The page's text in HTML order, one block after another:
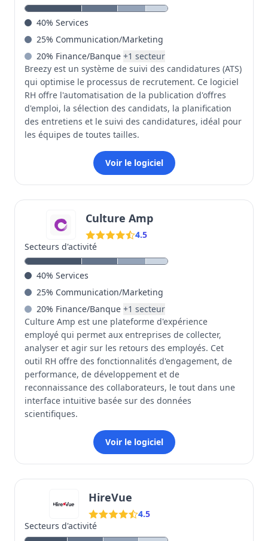
40% Services
25% Communication/Marketing
20% Finance/Banque +1 secteur
Breezy est un système de suivi des candidatures (ATS)
qui optimise le processus de recrutement. Ce logiciel
RH offre l'automatisation de la publication d'offres
d'emploi, la sélection des candidats, la planification
des entretiens et le suivi des candidatures, idéal pour
les équipes de toutes tailles.
Voir le logiciel
Culture Amp
4.5
Secteurs d'activité
40% Services
25% Communication/Marketing
20% Finance/Banque +1 secteur
Culture Amp est une plateforme d'expérience
employé qui permet aux entreprises de collecter,
analyser et agir sur les retours des employés. Cet
outil RH offre des fonctionnalités d'engagement, de
performance, de développement et de
reconnaissance des collaborateurs, le tout dans une
interface intuitive basée sur des données
scientifiques.
Voir le logiciel
HireVue
4.5
Secteurs d'activité